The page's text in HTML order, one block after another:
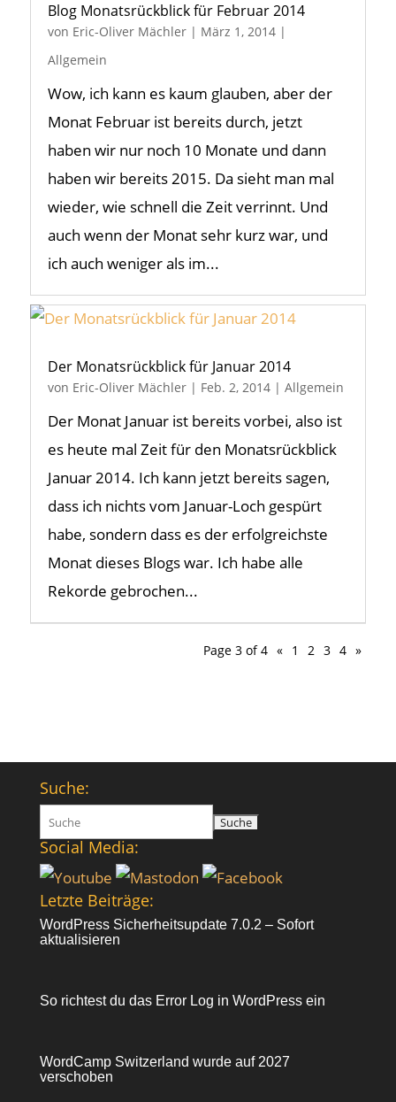
Blog Monatsrückblick für Februar 2014
von Eric-Oliver Mächler| März 1, 2014|
Allgemein
Wow, ich kann es kaum glauben, aber der
Monat Februar ist bereits durch, jetzt
haben wir nur noch 10 Monate und dann
haben wir bereits 2015. Da sieht man mal
wieder, wie schnell die Zeit verrinnt. Und
auch wenn der Monat sehr kurz war, und
ich auch weniger als im...
Der Monatsrückblick für Januar 2014
von Eric-Oliver Mächler| Feb. 2, 2014| Allgemein
Der Monat Januar ist bereits vorbei, also ist
es heute mal Zeit für den Monatsrückblick
Januar 2014. Ich kann jetzt bereits sagen,
dass ich nichts vom Januar-Loch gespürt
habe, sondern dass es der erfolgreichste
Monat dieses Blogs war. Ich habe alle
Rekorde gebrochen...
Page 3 of 4 « 1 2 3 4 »
Suche:
Suchen
nach:
Social Media:
Letzte Beiträge:
WordPress Sicherheitsupdate 7.0.2 – Sofort
aktualisieren
So richtest du das Error Log in WordPress ein
WordCamp Switzerland wurde auf 2027
verschoben